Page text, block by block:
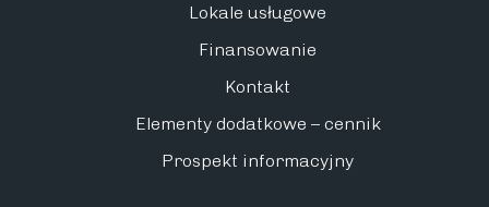
Lokale usługowe
Finansowanie
Kontakt
Elementy dodatkowe – cennik
Prospekt informacyjny